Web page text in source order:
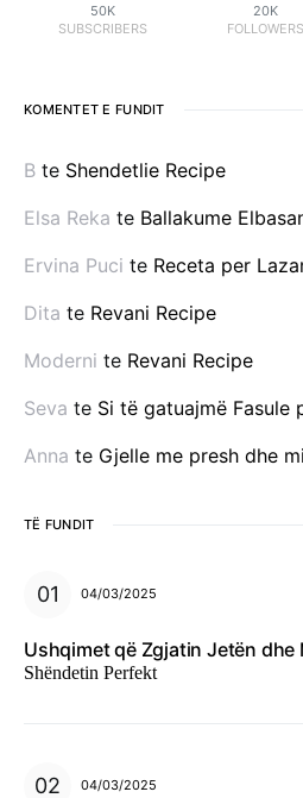
50K
SUBSCRIBERS
20K
FOLLOWERS
KOMENTET E FUNDIT
B te Shendetlie Recipe
Elsa Reka te Ballakume
Ervina Puci te Receta per
Dita te Revani Recipe
Moderni te Revani Recipe
Seva te Si të gatuajmë Fasule
Anna te Gjelle me presh dhe
TË FUNDIT
04/03/2025
Ushqimet që Zgjatin Jetën dhe
Shëndetin Perfekt
04/03/2025